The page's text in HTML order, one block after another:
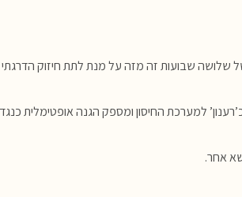
של שלושה שבועות זה מזה על מנת לתת חיזוק
למערכת החיסון ומספק הגנה אופטימלית
אחר.